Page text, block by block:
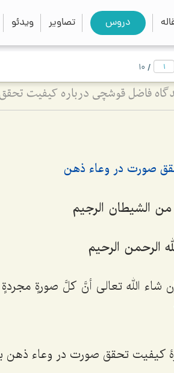
دروس تصاویر ویدئو search
close
/
10
فاضل قوشچی درباره کیفیت
صورت در وعاء ذهن
من الشیطان الرجیم
الرحمن الرحیم‌
الله تعالى أنَّ کلَّ صورةٍ مجردةٍ
کیفیت تحقق صورت در وعاء ذهن